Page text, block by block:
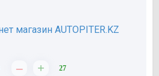
магазин AUTOPITER.KZ
– + 27